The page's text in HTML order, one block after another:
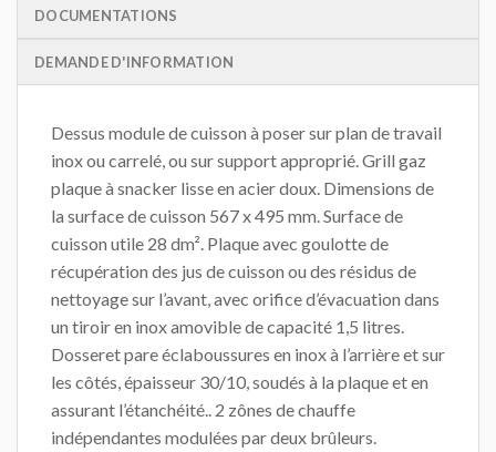
DOCUMENTATIONS
DEMANDE D'INFORMATION
Dessus module de cuisson à poser sur plan de travail
inox ou carrelé, ou sur support approprié. Grill gaz
plaque à snacker lisse en acier doux. Dimensions de
la surface de cuisson 567 x 495 mm. Surface de
cuisson utile 28 dm². Plaque avec goulotte de
récupération des jus de cuisson ou des résidus de
nettoyage sur l’avant, avec orifice d’évacuation dans
un tiroir en inox amovible de capacité 1,5 litres.
Dosseret pare éclaboussures en inox à l’arrière et sur
les côtés, épaisseur 30/10, soudés à la plaque et en
assurant l’étanchéité.. 2 zônes de chauffe
indépendantes modulées par deux brûleurs.